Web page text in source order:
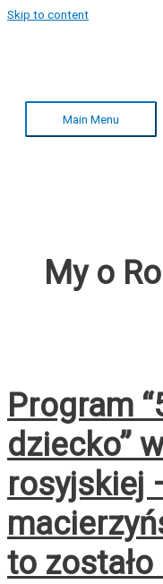
Skip to content
Main Menu
My o
Program
dziecko”
rosyjskiej
to